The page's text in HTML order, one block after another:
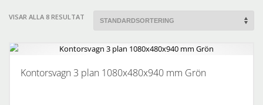
VISAR ALLA 8 RESULTAT
Kontorsvagn 3 plan 1080x480x940 mm Grön